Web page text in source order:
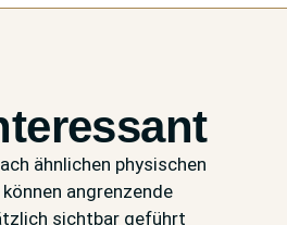
ähnlichen physischen
angrenzende
sichtbar geführt